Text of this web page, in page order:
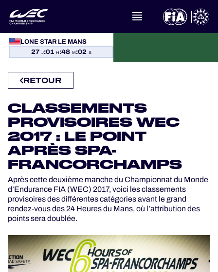
LONE STAR LE MANS
27 J:01 H:48 M:01 S
À PROPOS DU FIA WEC
CALENDRIER
CLASSEMENTS
RÉSULTATS
LA GRILLE
OÙ REGARDER
PROGRAMMES OFFICIELS
JEU OFFICIEL
RETOUR
CLASSEMENTS
PROVISOIRES WEC
2017 : LE POINT
APRÈS SPA-
FRANCORCHAMPS
Après cette deuxième manche du Championnat du Monde
d’Endurance FIA (WEC) 2017, voici les classements
provisoires des différentes catégories avant le grand
rendez-vous des 24 Heures du Mans, où l’attribution des
points sera doublée.